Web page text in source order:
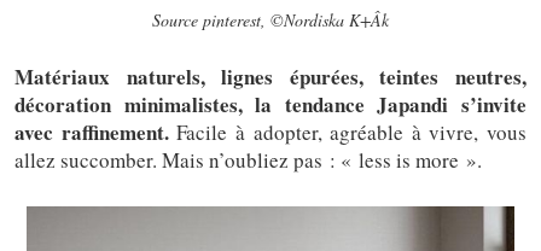
Source pinterest, ©Nordiska K+Âk
Matériaux naturels, lignes épurées, teintes neutres,
décoration minimalistes, la tendance Japandi s’invite
avec raffinement.Facile à adopter, agréable à vivre, vous
allez succomber. Mais n’oubliez pas : « less is more ».